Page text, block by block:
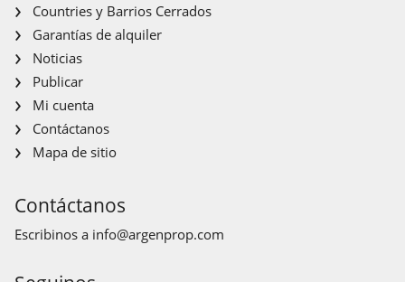
Countries y Barrios Cerrados
Garantías de alquiler
Noticias
Publicar
Mi cuenta
Contáctanos
Mapa de sitio
Contáctanos
Escribinos a info@argenprop.com